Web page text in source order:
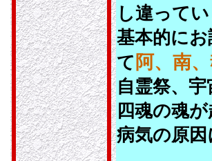
し違ってい
基本的に
て 阿、南
自霊祭、
四魂の魂
病気の原